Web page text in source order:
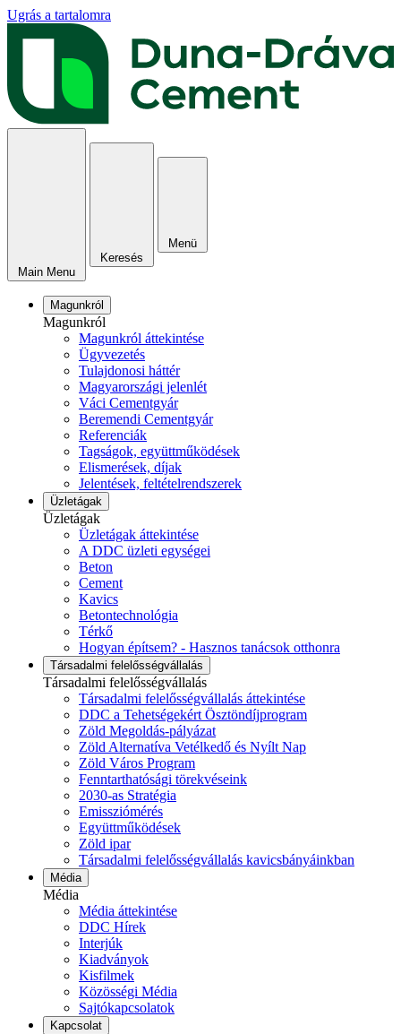
Ugrás a tartalomra
Main Menu
Keresés
Menü
Magunkról
Magunkról
Magunkról áttekintése
Ügyvezetés
Tulajdonosi háttér
Magyarországi jelenlét
Váci Cementgyár
Beremendi Cementgyár
Referenciák
Tagságok, együttműködések
Elismerések, díjak
Jelentések, feltételrendszerek
Üzletágak
Üzletágak
Üzletágak áttekintése
A DDC üzleti egységei
Beton
Cement
Kavics
Betontechnológia
Térkő
Hogyan építsem? - Hasznos tanácsok otthonra
Társadalmi felelősségvállalás
Társadalmi felelősségvállalás
Társadalmi felelősségvállalás áttekintése
DDC a Tehetségekért Ösztöndíjprogram
Zöld Megoldás-pályázat
Zöld Alternatíva Vetélkedő és Nyílt Nap
Zöld Város Program
Fenntarthatósági törekvéseink
2030-as Stratégia
Emissziómérés
Együttműködések
Zöld ipar
Társadalmi felelősségvállalás kavicsbányáinkban
Média
Média
Média áttekintése
DDC Hírek
Interjúk
Kiadványok
Kisfilmek
Közösségi Média
Sajtókapcsolatok
Kapcsolat